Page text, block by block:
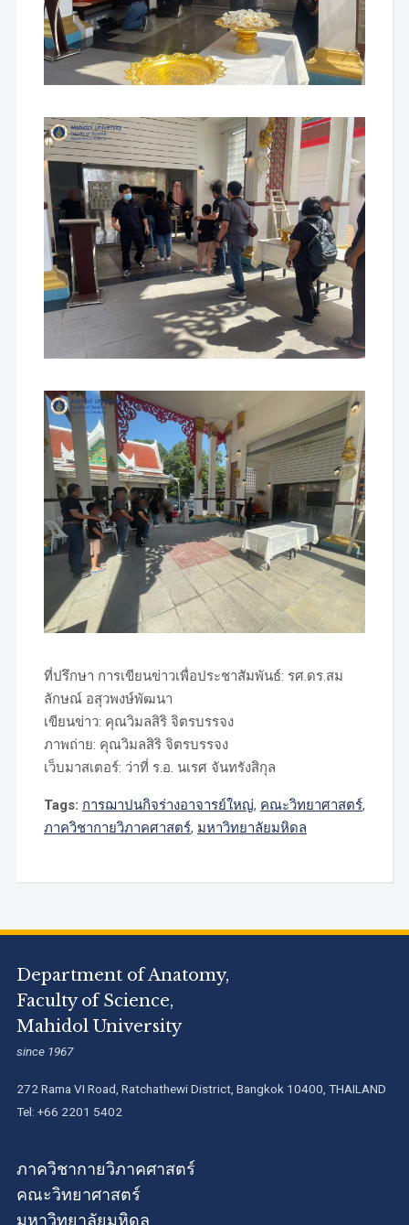
ที่ปรึกษา การเขียนข่าวเพื่อประชาสัมพันธ์: รศ.ดร.สม
ลักษณ์ อสุวพงษ์พัฒนา
เขียนข่าว: คุณวิมลสิริ จิตรบรรจง
ภาพถ่าย: คุณวิมลสิริ จิตรบรรจง
เว็บมาสเตอร์: ว่าที่ ร.อ. นเรศ จันทรังสิกุล
Tags: การฌาปนกิจร่างอาจารย์ใหญ่, คณะวิทยาศาสตร์,
ภาควิชากายวิภาคศาสตร์, มหาวิทยาลัยมหิดล
Department of Anatomy,
Faculty of Science,
Mahidol University
since 1967
272 Rama VI Road, Ratchathewi District, Bangkok 10400, THAILAND
Tel: +66 2201 5402
ภาควิชากายวิภาคศาสตร์
คณะวิทยาศาสตร์
มหาวิทยาลัยมหิดล